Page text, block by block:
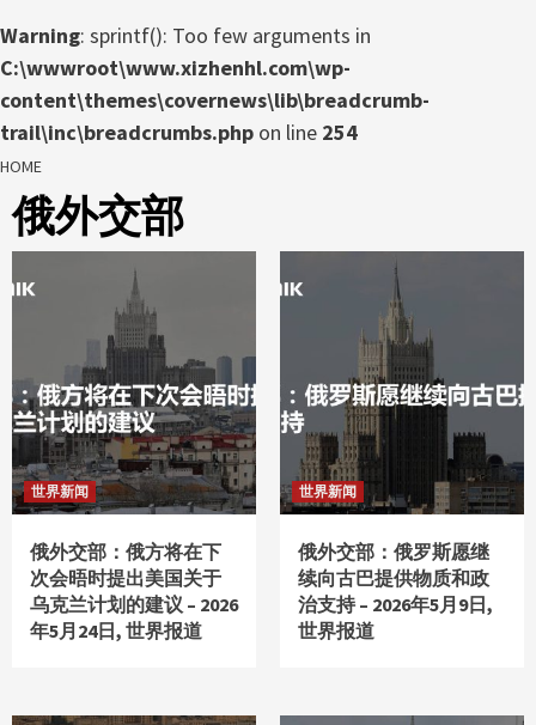
Warning: sprintf(): Too few arguments in
C:\wwwroot\www.xizhenhl.com\wp-
content\themes\covernews\lib\breadcrumb-
trail\inc\breadcrumbs.php on line 254
HOME
俄外交部
世界新闻
俄外交部：俄方将在下
次会晤时提出美国关于
乌克兰计划的建议 – 2026
年5月24日, 世界报道
世界新闻
俄外交部：俄罗斯愿继
续向古巴提供物质和政
治支持 – 2026年5月9日,
世界报道